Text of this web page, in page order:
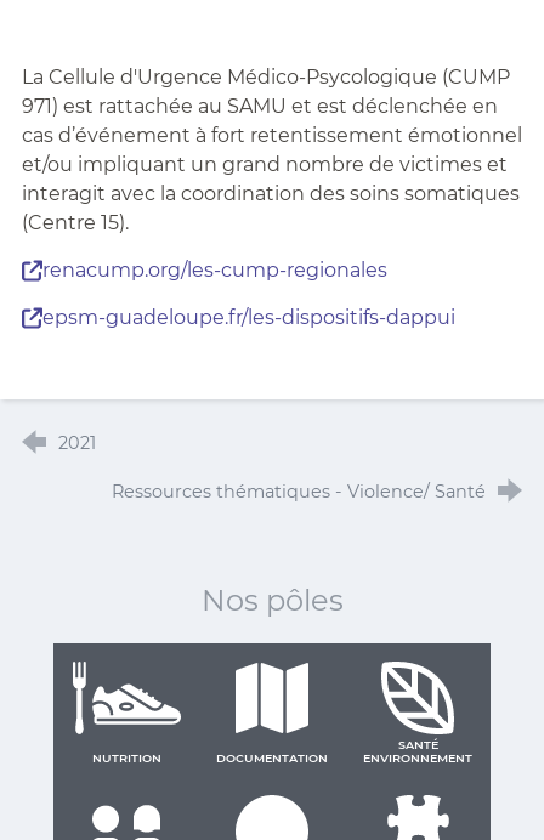
La Cellule d'Urgence Médico-Psycologique (CUMP
971) est rattachée au SAMU et est déclenchée en
cas d’événement à fort retentissement émotionnel
et/ou impliquant un grand nombre de victimes et
interagit avec la coordination des soins somatiques
(Centre 15).
renacump.org/les-cump-regionales
epsm-guadeloupe.fr/les-dispositifs-dappui
2021
Ressources thématiques - Violence/ Santé
Nos pôles
NUTRITION DOCUMENTATION
SANTÉ
ENVIRONNEMENT